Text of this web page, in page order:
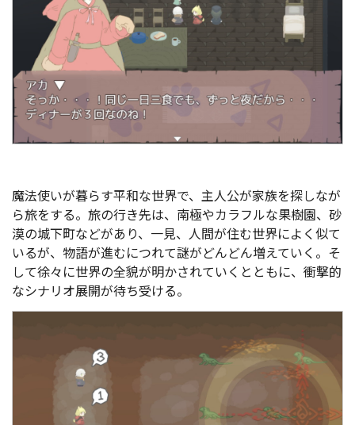
魔法使いが暮らす平和な世界で、主人公が家族を探しなが
ら旅をする。旅の行き先は、南極やカラフルな果樹園、砂
漠の城下町などがあり、一見、人間が住む世界によく似て
いるが、物語が進むにつれて謎がどんどん増えていく。そ
して徐々に世界の全貌が明かされていくとともに、衝撃的
なシナリオ展開が待ち受ける。